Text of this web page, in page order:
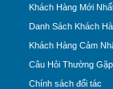
Khách Hàng Mới
Danh Sách Khách
Khách Hàng Cảm
Câu Hỏi Thường Gặp
Chính sách đối tác